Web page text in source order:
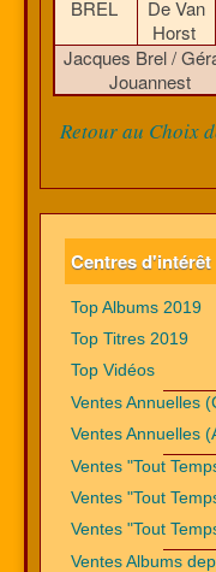
BREL
De Van
Horst
Jacques Brel /
Jouannest
Retour au Choix
Centres d'intérêt
Top Albums 2019
Top Titres 2019
Top Vidéos
Ventes Annuelles
Ventes Annuelles
Ventes "Tout
Ventes "Tout
Ventes "Tout
Ventes Albums